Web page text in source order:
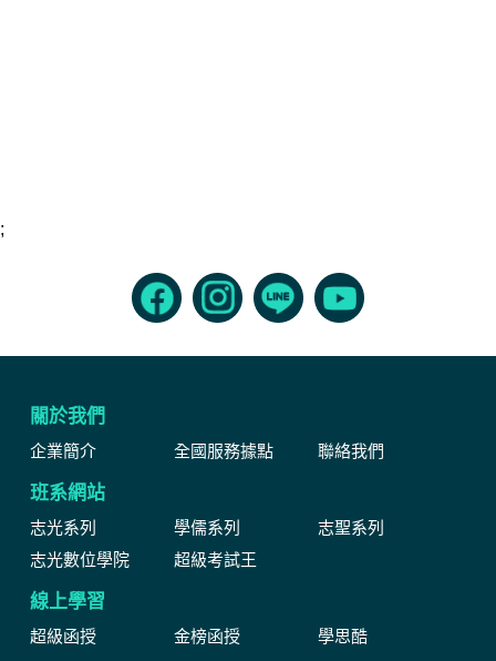
;
關於我們
企業簡介 全國服務據點 聯絡我們
班系網站
志光系列 學儒系列
志聖系列
志光數位學院
超級考試王
線上學習
超級函授 金榜函授 學思酷